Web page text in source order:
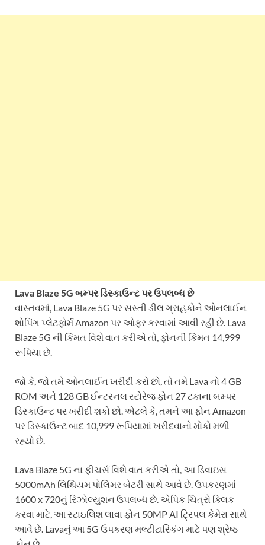
Lava Blaze 5G બમ્પર ડિસ્કાઉન્ટ પર ઉપલબ્ધ છે
વાસ્તવમાં, Lava Blaze 5G પર સસ્તી ડીલ ગ્રાહકોને ઓનલાઈન
શોપિંગ પ્લેટફોર્મ Amazon પર ઓફર કરવામાં આવી રહી છે. Lava
Blaze 5G ની કિંમત વિશે વાત કરીએ તો, ફોનની કિંમત 14,999
રૂપિયા છે.
જો કે, જો તમે ઓનલાઈન ખરીદી કરો છો, તો તમે Lava નો 4 GB
ROM અને 128 GB ઈન્ટરનલ સ્ટોરેજ ફોન 27 ટકાના બમ્પર
ડિસ્કાઉન્ટ પર ખરીદી શકો છો. એટલે કે, તમને આ ફોન Amazon
પર ડિસ્કાઉન્ટ બાદ 10,999 રૂપિયામાં ખરીદવાનો મોકો મળી
રહ્યો છે.
Lava Blaze 5G ના ફીચર્સ વિશે વાત કરીએ તો, આ ડિવાઇસ
5000mAh લિથિયમ પોલિમર બેટરી સાથે આવે છે. ઉપકરણમાં
1600 x 720નું રિઝોલ્યુશન ઉપલબ્ધ છે. એપિક ચિત્રો ક્લિક
કરવા માટે, આ સ્ટાઇલિશ લાવા ફોન 50MP AI ટ્રિપલ કેમેરા સાથે
આવે છે. Lavaનું આ 5G ઉપકરણ મલ્ટીટાસ્કિંગ માટે પણ શ્રેષ્ઠ